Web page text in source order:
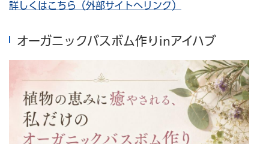
詳しくはこちら（外部サイトへリンク）
オーガニックバスボム作りinアイハブ